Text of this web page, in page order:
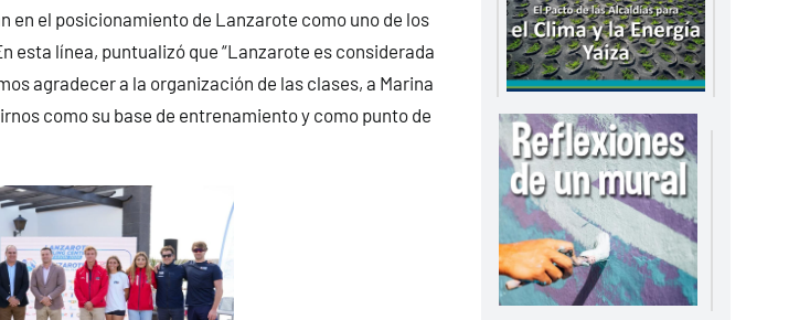
en el posicionamiento de Lanzarote como uno de los
esta línea, puntualizó que “Lanzarote es considerada
agradecer a la organización de las clases, a Marina
como su base de entrenamiento y como punto de